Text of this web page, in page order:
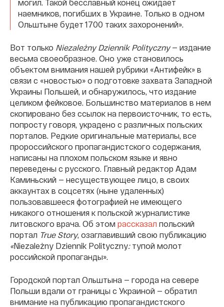
могил. Такой бесславный конец ожидает
наемников, погибших в Украине. Только в одном
Ольштыне будет 1700 таких захоронений».
Вот только Niezależny Dziennik Polityczny— издание
весьма своеобразное. Оно уже становилось
объектом внимания нашей рубрики «Антифейк» в
связи с «новостью» о подготовке захвата Западной
Украины Польшей, и обнаружилось, что издание
целиком фейковое. Большинство материалов в нем
скопировано без ссылок на первоисточник, то есть,
попросту говоря, украдено с различных польских
порталов. Редкие оригинальные материалы, все
пророссийского пропагандистского содержания,
написаны на плохом польском языке и явно
переведены с русского. Главный редактор Адам
Каминьский — несуществующее лицо, в своих
аккаунтах в соцсетях (ныне удаленных)
пользовавшееся фотографией не имеющего
никакого отношения к польской журналистике
литовского врача. Об этом рассказал польский
портал True Story, озаглавивший свою публикацию
«Niezależny Dziennik Polityczny: тупой молот
российской пропаганды».
Городской портал Ольштына — города на севере
Польши вдали от границы с Украиной — обратил
внимание на публикацию пропагандистского